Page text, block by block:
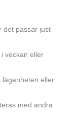
det passar just
veckan eller
lägenheten eller
med andra